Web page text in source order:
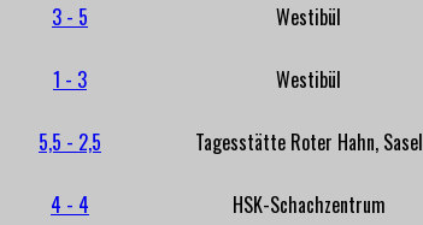
3 - 5 Westibül
1 - 3 Westibül
5,5 - 2,5 Tagesstätte Roter Hahn, Sasel
4 - 4 HSK-Schachzentrum